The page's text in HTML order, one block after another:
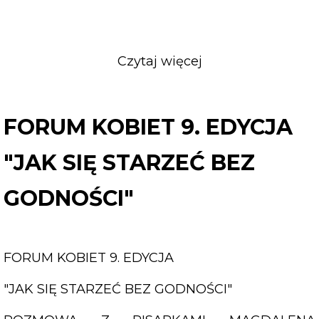
Czytaj więcej
9.
EDYCJA
"JAK
SIĘ
FORUM KOBIET 9. EDYCJA
"JAK SIĘ STARZEĆ BEZ
GODNOŚCI"
FORUM KOBIET 9. EDYCJA
"JAK SIĘ STARZEĆ BEZ GODNOŚCI"